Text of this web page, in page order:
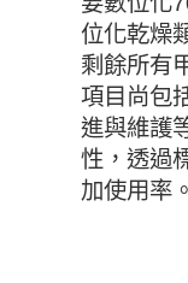
位化乾燥
剩餘所有
項目尚包
進與維護
性，透過
加使用率